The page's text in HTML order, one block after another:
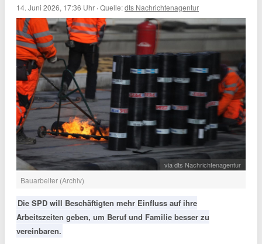
14. Juni 2026, 17:36 Uhr ·Quelle:dts Nachrichtenagentur
via dts Nachrichtenagentur
Bauarbeiter (Archiv)
Die SPD will Beschäftigten mehr Einfluss auf ihre
Arbeitszeiten geben, um Beruf und Familie besser zu
vereinbaren.